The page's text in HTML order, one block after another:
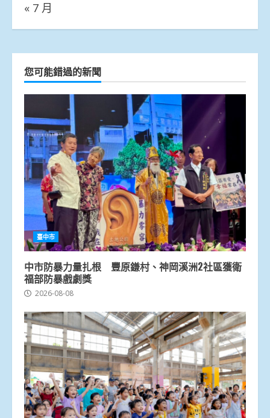
« 7 月
您可能錯過的新聞
臺中市
中市防暴力量扎根 豐原鎌村、神岡溪洲2社區獲衛
福部防暴戲劇獎
2026-08-08